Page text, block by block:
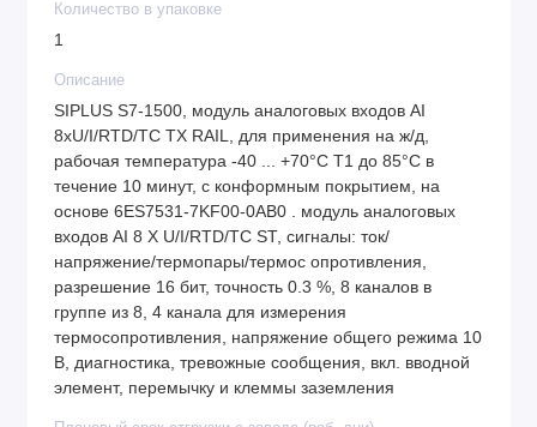
Количество в упаковке
1
Описание
SIPLUS S7-1500, модуль аналоговых входов AI
8xU/I/RTD/TC TX RAIL, для применения на ж/д,
рабочая температура -40 ... +70°C T1 до 85°C в
течение 10 минут, с конформным покрытием, на
основе 6ES7531-7KF00-0AB0 . модуль аналоговых
входов AI 8 X U/I/RTD/TC ST, сигналы: ток/
напряжение/термопары/термос опротивления,
разрешение 16 бит, точность 0.3 %, 8 каналов в
группе из 8, 4 канала для измерения
термосопротивления, напряжение общего режима 10
В, диагностика, тревожные сообщения, вкл. вводной
элемент, перемычку и клеммы заземления